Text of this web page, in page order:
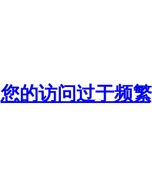
您的访问过于频